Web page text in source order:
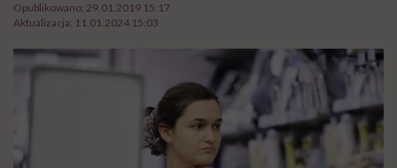
Opublikowano: 29.01.2019 15:17
Aktualizacja: 11.01.2024 15:03